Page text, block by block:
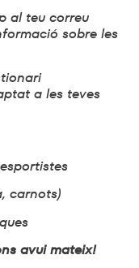
al teu correu
sobre les
a les teves
carnots)
avui mateix!